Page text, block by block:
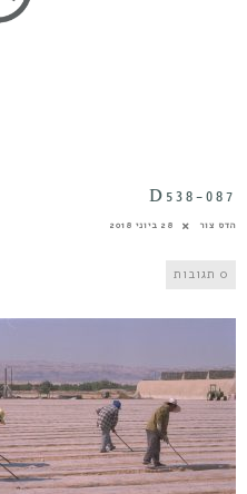
D538-087
הדס צור 28 ביוני 2018
0 תגובות